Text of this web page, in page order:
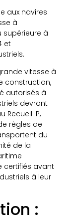
aux navires
à
supérieure à
et
vitesse à
construction,
autorisés à
devront
IP,
règles de
du
de la
certifiés avant
à leur
: